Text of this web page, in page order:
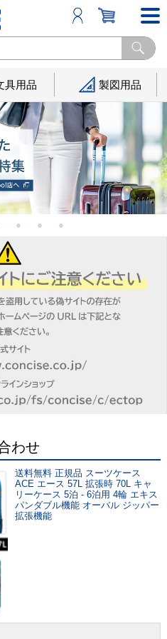
具用品 製図用品
わせ
送料無料 正規品 スーツケース
ACE エース 57L 拡張時 70L キャ
リーケース 5泊 - 6泊用 4輪 エキス
パンダブル機能 オーバル ジッパー
拡張機能